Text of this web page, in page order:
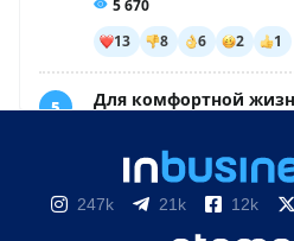
247k 21k 12k